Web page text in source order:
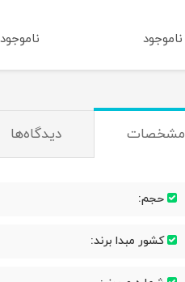
ناموجود ناموجود
مشخصات دیدگاه‌ها
حجم:
کشور مبدا برند: